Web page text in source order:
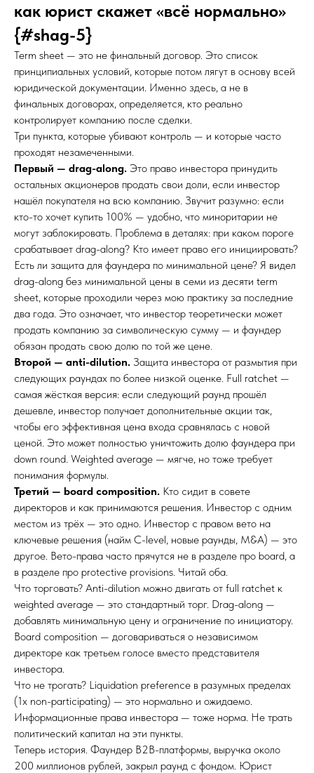
как юрист скажет «всё нормально»
{#shag-5}
Term sheet — это не финальный договор. Это список
принципиальных условий, которые потом лягут в основу всей
юридической документации. Именно здесь, а не в
финальных договорах, определяется, кто реально
контролирует компанию после сделки.
Три пункта, которые убивают контроль — и которые часто
проходят незамеченными.
Первый — drag-along. Это право инвестора принудить
остальных акционеров продать свои доли, если инвестор
нашёл покупателя на всю компанию. Звучит разумно: если
кто-то хочет купить 100% — удобно, что миноритарии не
могут заблокировать. Проблема в деталях: при каком пороге
срабатывает drag-along? Кто имеет право его инициировать?
Есть ли защита для фаундера по минимальной цене? Я видел
drag-along без минимальной цены в семи из десяти term
sheet, которые проходили через мою практику за последние
два года. Это означает, что инвестор теоретически может
продать компанию за символическую сумму — и фаундер
обязан продать свою долю по той же цене.
Второй — anti-dilution. Защита инвестора от размытия при
следующих раундах по более низкой оценке. Full ratchet —
самая жёсткая версия: если следующий раунд прошёл
дешевле, инвестор получает дополнительные акции так,
чтобы его эффективная цена входа сравнялась с новой
ценой. Это может полностью уничтожить долю фаундера при
down round. Weighted average — мягче, но тоже требует
понимания формулы.
Третий — board composition. Кто сидит в совете
директоров и как принимаются решения. Инвестор с одним
местом из трёх — это одно. Инвестор с правом вето на
ключевые решения (найм C-level, новые раунды, M&A) — это
другое. Вето-права часто прячутся не в разделе про board, а
в разделе про protective provisions. Читай оба.
Что торговать? Anti-dilution можно двигать от full ratchet к
weighted average — это стандартный торг. Drag-along —
добавлять минимальную цену и ограничение по инициатору.
Board composition — договариваться о независимом
директоре как третьем голосе вместо представителя
инвестора.
Что не трогать? Liquidation preference в разумных пределах
(1x non-participating) — это нормально и ожидаемо.
Информационные права инвестора — тоже норма. Не трать
политический капитал на эти пункты.
Теперь история. Фаундер B2B-платформы, выручка около
200 миллионов рублей, закрыл раунд с фондом. Юрист